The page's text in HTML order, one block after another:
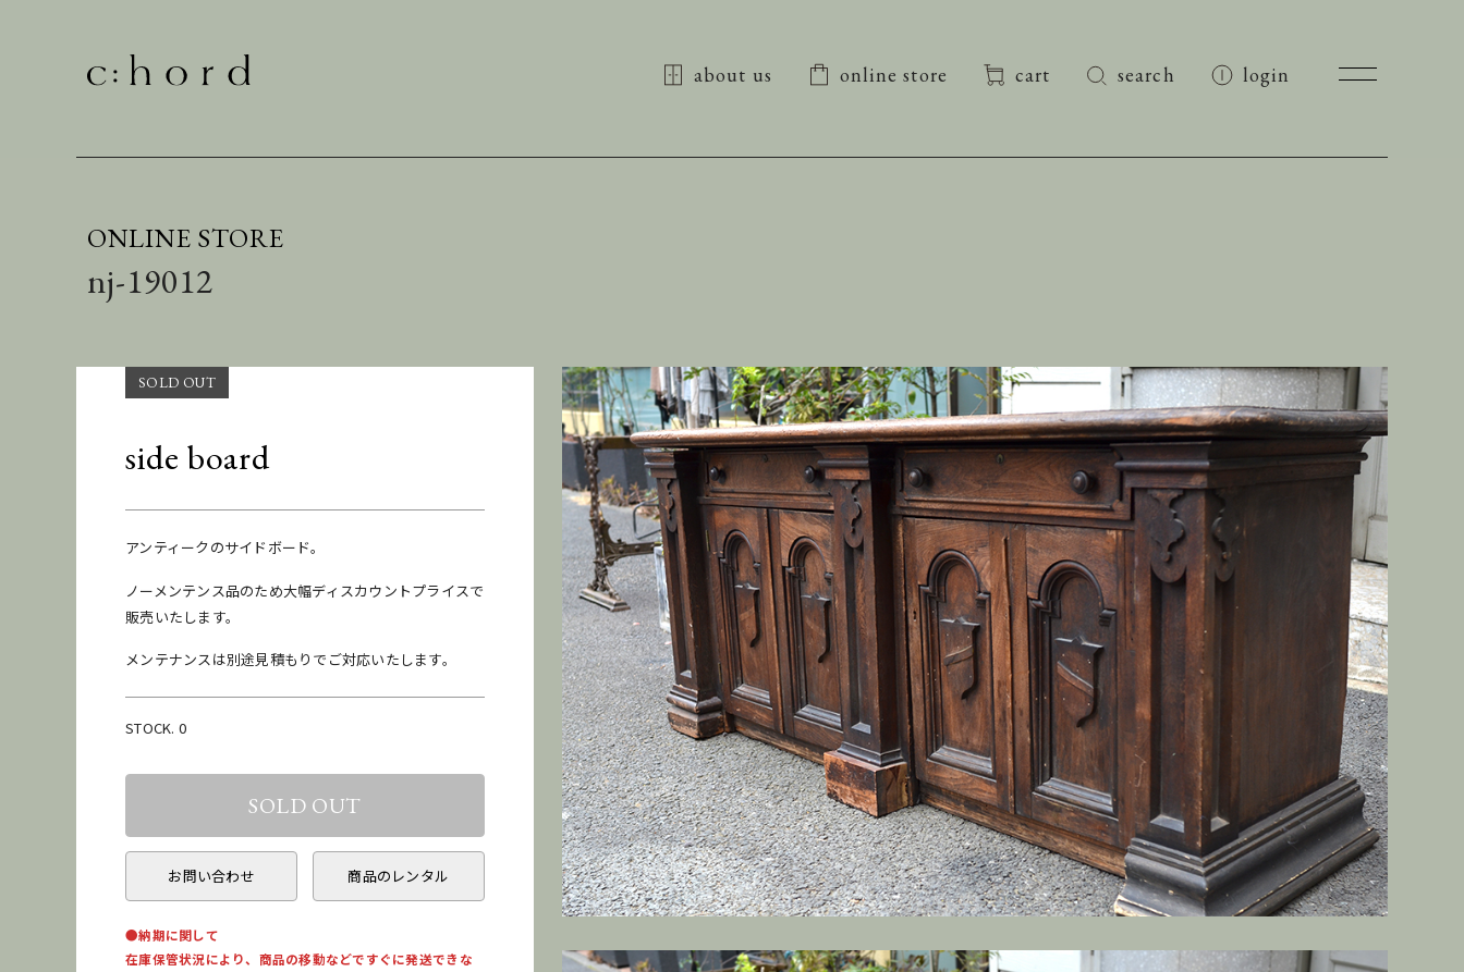
about us online store cart search login
ONLINE STORE
nj-19012
side board
アンティークのサイドボード。
ノーメンテンス品のため大幅ディスカウントプライスで
販売いたします。
メンテナンスは別途見積もりでご対応いたします。
STOCK. 0
お問い合わせ 商品のレンタル
●納期に関して
在庫保管状況により、商品の移動などですぐに発送できな